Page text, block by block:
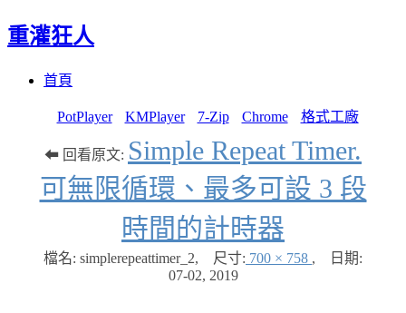
重灌狂人
首頁
PotPlayer KMPlayer 7-Zip Chrome 格式工廠
⬅ 回看原文: Simple Repeat Timer.
可無限循環、最多可設 3 段
時間的計時器
檔名: simplerepeattimer_2, 尺寸: 700 × 758 ,
日期:
07-02, 2019